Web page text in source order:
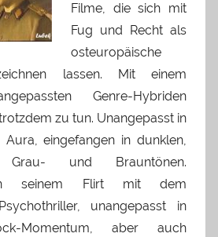
Filme, die sich mit
Fug und Recht als
osteuropäische
lassen. Mit einem
Genre-Hybriden
zu tun. Unangepasst in
Aura, eingefangen in dunklen,
Grau- und Brauntönen.
in seinem Flirt mit dem
unangepasst in
Momentum, aber auch